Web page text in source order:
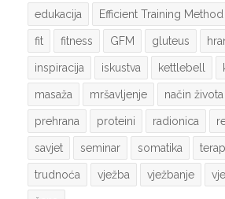
edukacija Efficient Training Method
fit fitness GFM gluteus
inspiracija iskustva kettlebell
masaža mršavljenje način života
prehrana proteini radionica
savjet seminar somatika
trudnoća vježba vježbanje